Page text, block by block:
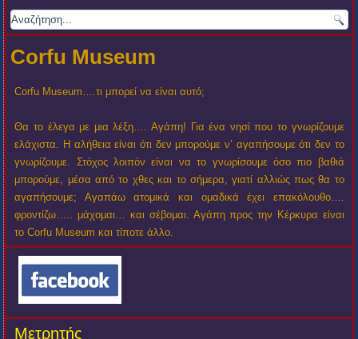
Corfu Museum
Corfu Museum….τι μπορεί να είναι αυτό;
Θα το έλεγα με μια λέξη…. Αγάπη! Για ένα νησί που το γνωρίζουμε
ελάχιστα. Η αλήθεια είναι ότι δεν μπορούμε ν’ αγαπήσουμε ότι δεν το
γνωρίζουμε. Στόχος λοιπόν είναι να το γνωρίσουμε όσο πιο βαθιά
μπορούμε, μέσα από το χθες και το σήμερα, γιατί αλλιώς πως θα το
αγαπήσουμε; Αγαπάω ατομικά και ομαδικά έχει επακόλουθο….
φροντίζω….. μάχομαι… και σέβομαι. Αγάπη προς την Κέρκυρα είναι
το Corfu Museum και τίποτε άλλο.
Μετρητής